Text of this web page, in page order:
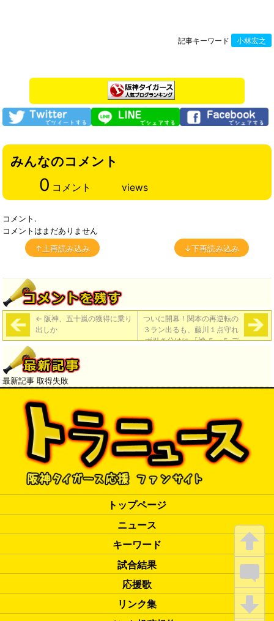
記事キーワード 小林宏之
みんなのコメント
0 コメント views
コメント.
コメントはまだありません
↑上再読み込み
↓下再読み込み
← 阪神、五十嵐の獲得に乗り
出しか
ついに開幕！関本の再逆転の
３ラン出るも、藤川１点守れ
ず引き分けに 「神 ５－５ デ
最新記事 取得失敗
トップページ
ニュース
キーワード
試合結果
応援歌
リンク集